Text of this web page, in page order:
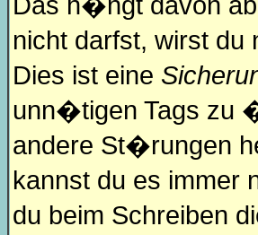
nicht darfst, wirst du
Dies ist eine
unn�tigen Tags zu
andere St�rungen
kannst du es immer
du beim Schreiben